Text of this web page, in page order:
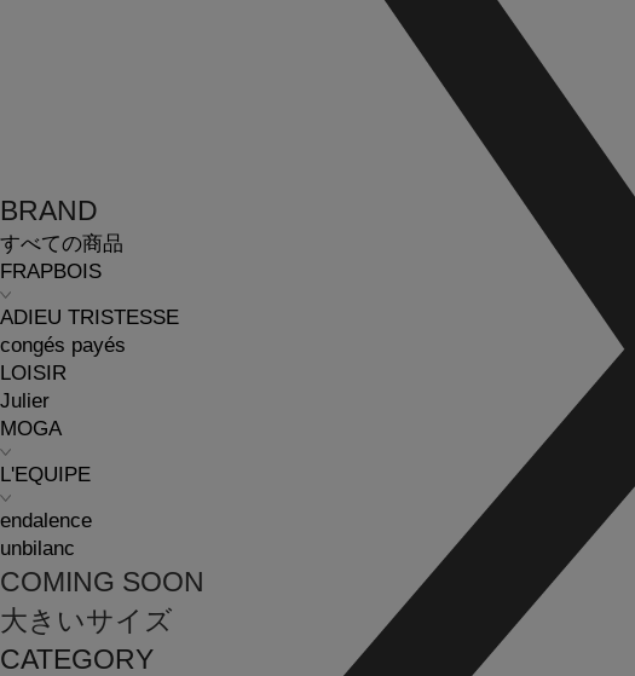
BRAND
すべての商品
FRAPBOIS
ADIEU TRISTESSE
congés payés
LOISIR
Julier
MOGA
L'EQUIPE
endalence
unbilanc
COMING SOON
大きいサイズ
CATEGORY